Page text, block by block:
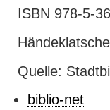
ISBN 978-5-
Quelle:
biblio-net